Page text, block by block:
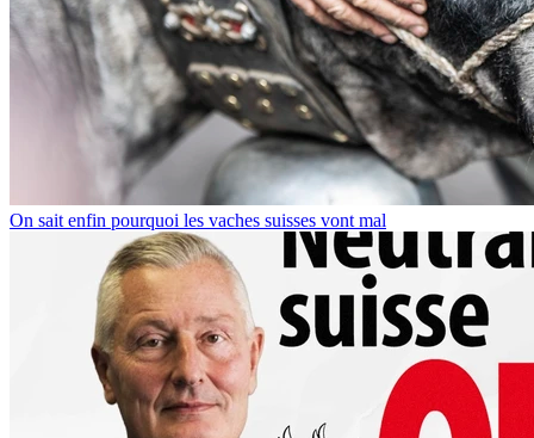
On sait enfin pourquoi les vaches suisses vont mal